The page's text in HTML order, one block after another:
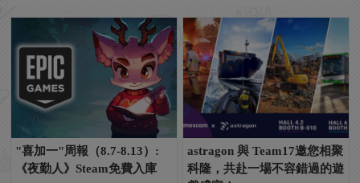
"喜加一"周報（8.7-8.13）:
《夜勤人》Steam免費入庫
astragon 與 Team17邀您相聚
科隆，共赴一場不容錯過的遊